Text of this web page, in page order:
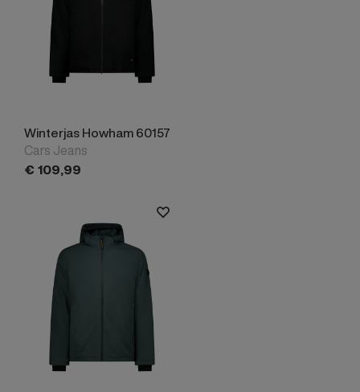
Winterjas Howham 60157
Cars Jeans
€ 109,99